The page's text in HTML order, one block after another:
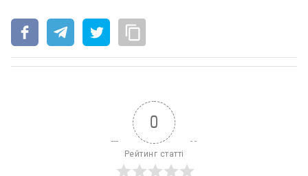
0
Рейтинг статті